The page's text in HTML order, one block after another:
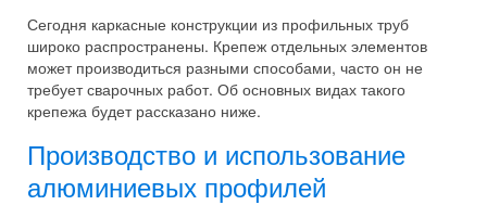
Сегодня каркасные конструкции из профильных труб
широко распространены. Крепеж отдельных элементов
может производиться разными способами, часто он не
требует сварочных работ. Об основных видах такого
крепежа будет рассказано ниже.
Производство и использование
алюминиевых профилей